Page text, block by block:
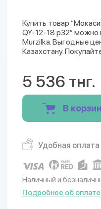
Купить товар
QY-12-18 р32” можно
Murzilka. Выгодные
Казахстану.
5 536 тнг.
В
Удобная оплата
Наличный и
Подробнее об оплате